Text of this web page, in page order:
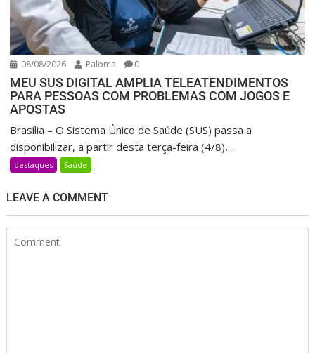
08/08/2026 Paloma 0
MEU SUS DIGITAL AMPLIA TELEATENDIMENTOS
PARA PESSOAS COM PROBLEMAS COM JOGOS E
APOSTAS
Brasília – O Sistema Único de Saúde (SUS) passa a
disponibilizar, a partir desta terça-feira (4/8),...
destaques Saúde
LEAVE A COMMENT